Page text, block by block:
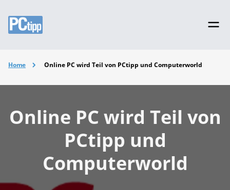
Home Online PC wird Teil von PCtipp und Computerworld
Online PC wird Teil von
PCtipp und
Computerworld